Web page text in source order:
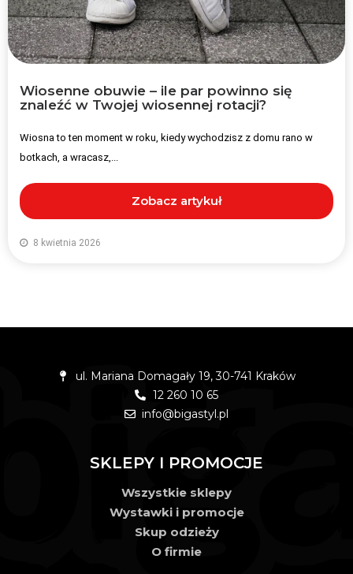
Wiosenne obuwie – ile par powinno się
znaleźć w Twojej wiosennej rotacji?
Wiosna to ten moment w roku, kiedy wychodzisz z domu rano w
botkach, a wracasz,...
Zobacz artykuł
8 kwietnia 2026
ul. Mariana Domagały 19, 30-741 Kraków
12 260 10 65
info@bigastyl.pl
SKLEPY I PROMOCJE
Wszystkie sklepy
Wystawki i promocje
Skup odzieży
O firmie